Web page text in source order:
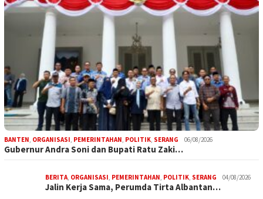
BANTEN, ORGANISASI, PEMERINTAHAN, POLITIK, SERANG 06/08/2026
Gubernur Andra Soni dan Bupati Ratu Zaki…
BERITA, ORGANISASI, PEMERINTAHAN, POLITIK, SERANG 04/08/2026
Jalin Kerja Sama, Perumda Tirta Albantan…